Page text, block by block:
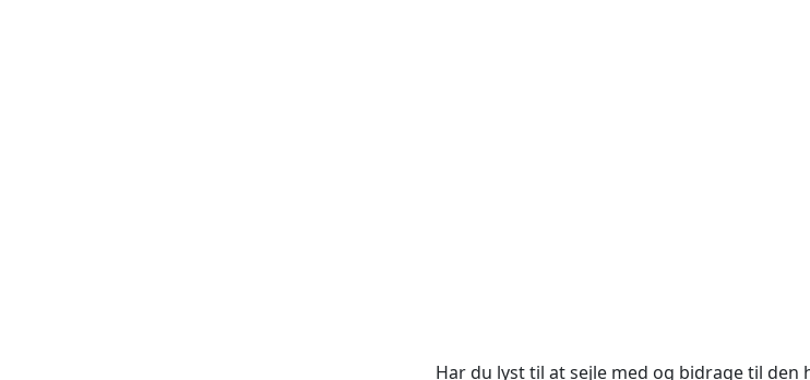
Har du lyst til at sejle med og bidrage til den